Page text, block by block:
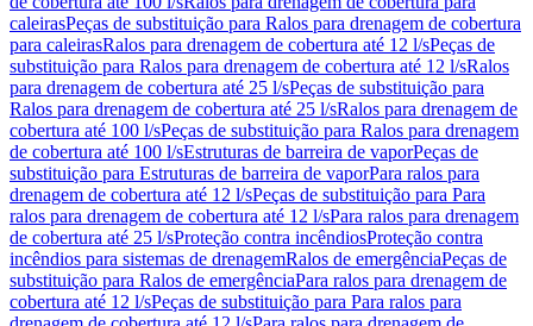
caleirasPeças de substituição para Ralos para drenagem de cobertura
para caleirasRalos para drenagem de cobertura até 12 l/sPeças de
substituição para Ralos para drenagem de cobertura até 12 l/sRalos
para drenagem de cobertura até 25 l/sPeças de substituição para
Ralos para drenagem de cobertura até 25 l/sRalos para drenagem de
cobertura até 100 l/sPeças de substituição para Ralos para drenagem
de cobertura até 100 l/sEstruturas de barreira de vaporPeças de
substituição para Estruturas de barreira de vaporPara ralos para
drenagem de cobertura até 12 l/sPeças de substituição para Para
ralos para drenagem de cobertura até 12 l/sPara ralos para drenagem
de cobertura até 25 l/sProteção contra incêndiosProteção contra
incêndios para sistemas de drenagemRalos de emergênciaPeças de
substituição para Ralos de emergênciaPara ralos para drenagem de
cobertura até 12 l/sPeças de substituição para Para ralos para